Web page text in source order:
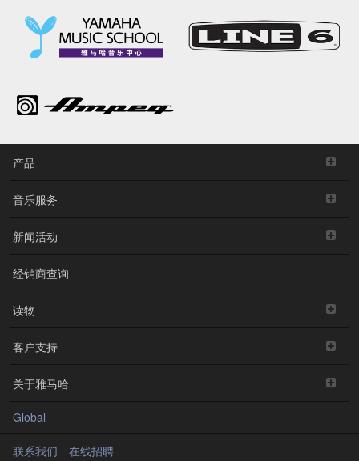
产品
音乐服务
新闻活动
经销商查询
读物
客户支持
关于雅马哈
Global
联系我们
在线招聘